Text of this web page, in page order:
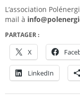
L‘association
mail à
PARTAGER :
X
LinkedIn